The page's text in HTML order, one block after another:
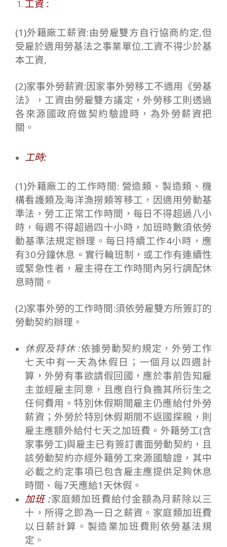
工資 :
(1)外籍廠工薪資:由勞雇雙方自行協商約定,但
受雇於適用勞基法之事業單位,工資不得少於基
本工資,
(2)家事外勞薪資:因家事外勞移工不適用《勞基
法》，工資由勞雇雙方議定，外勞移工則透過
各來源國政府做契約驗證時，為外勞薪資把
關。
工時:
(1)外籍廠工的工作時間: 營造類、製造類、機
構看護類及海洋漁撈類等移工，因適用勞動基
準法，勞工正常工作時間，每日不得超過八小
時，每週不得超過四十小時，加班時數須依勞
動基準法規定辦理。每日持續工作4小時，應
有30分鐘休息。實行輪班制，或工作有連續性
或緊急性者，雇主得在工作時間內另行調配休
息時間。
(2)家事外勞的工作時間:須依勞雇雙方所簽訂的
勞動契約辦理。
休假及特休 :依據勞動契約規定，外勞工作
七天中有一天為休假日；一個月以四週計
算，外勞有事欲請假回國，應於事前告知雇
主並經雇主同意，且應自行負擔其所衍生之
任何費用。特別休假期間雇主仍應給付外勞
薪資；外勞於特別休假期間不返國探親，則
雇主應額外給付七天之加班費。外籍勞工(含
家事勞工)與雇主已有簽訂書面勞動契約，且
該勞動契約亦經外籍勞工來源國驗證，其中
必載之約定事項已包含雇主應提供足夠休息
時間、每7天應給1天休假。
加班 :家庭類加班費給付金額為月薪除以三
十，所得之即為一日之薪資。家庭類加班費
以日薪計算。製造業加班費則依勞基法規
定。